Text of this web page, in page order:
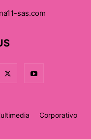
sas.com
Corporativo